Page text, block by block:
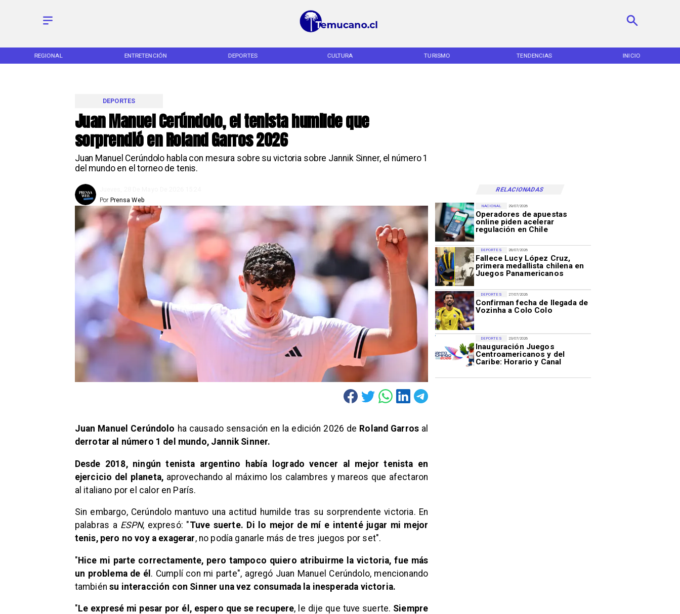
REGIONAL ENTRETENCIÓN DEPORTES CULTURA TURISMO TENDENCIAS INICIO
Juan Manuel Cerúndolo, el tenista humilde que
sorprendió en Roland Garros 2026
Juan Manuel Cerúndolo habla con mesura sobre su victoria sobre Jannik Sinner, el número 1
del mundo en el torneo de tenis.
DEPORTES
RELACIONADAS
Prensa Web
Por
29/07/2026
Operadores de apuestas
online piden acelerar
regulación en Chile
NACIONAL
28/07/2026
Fallece Lucy López Cruz,
primera medallista chilena en
Juegos Panamericanos
DEPORTES
27/07/2026
Confirman fecha de llegada de
Vozinha a Colo Colo
DEPORTES
23/07/2026
Inauguración Juegos
Centroamericanos y del
Caribe: Horario y Canal
DEPORTES
Juan Manuel Cerúndolo ha causado sensación en la edición 2026 de Roland Garros al
derrotar al número 1 del mundo, Jannik Sinner.
Desde 2018, ningún tenista argentino había logrado vencer al mejor tenista en
ejercicio del planeta, aprovechando al máximo los calambres y mareos que afectaron
al italiano por el calor en París.
Sin embargo, Cerúndolo mantuvo una actitud humilde tras su sorprendente victoria. En
palabras a ESPN, expresó: "Tuve suerte. Di lo mejor de mí e intenté jugar mi mejor
tenis, pero no voy a exagerar, no podía ganarle más de tres juegos por set".
"Hice mi parte correctamente, pero tampoco quiero atribuirme la victoria, fue más
un problema de él . Cumplí con mi parte", agregó Juan Manuel Cerúndolo, mencionando
tambiénsu interacción con Sinner una vez consumada la inesperada victoria.
"Le expresé mi pesar por él, espero que se recupere, le dije que tuve suerte. Siempre